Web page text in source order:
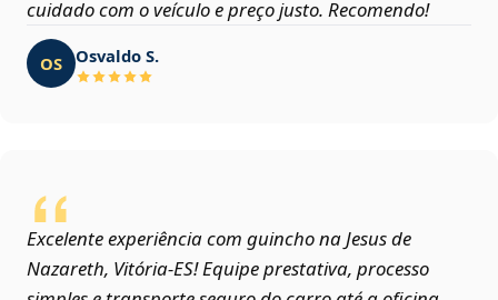
cuidado com o veículo e preço justo. Recomendo!
OS Osvaldo S.
Excelente experiência com guincho na Jesus de
Nazareth, Vitória‑ES! Equipe prestativa, processo